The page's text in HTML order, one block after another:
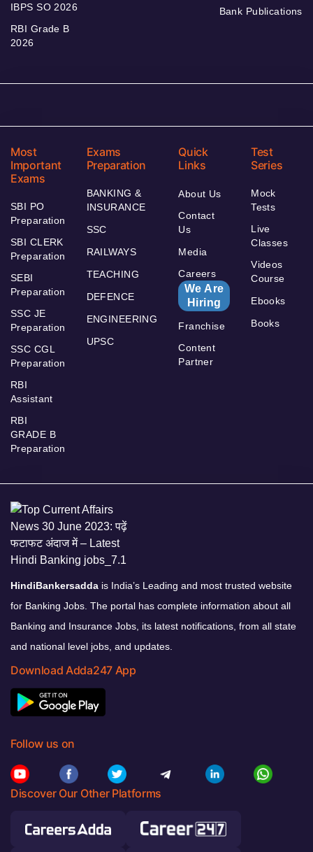
IBPS SO 2026
RBI Grade B
2026
Bank Publications
Most
Important
Exams
SBI PO
Preparation
SBI CLERK
Preparation
SEBI
Preparation
SSC JE
Preparation
SSC CGL
Preparation
RBI
Assistant
RBI
GRADE B
Preparation
Exams
Preparation
BANKING &
INSURANCE
SSC
RAILWAYS
TEACHING
DEFENCE
ENGINEERING
UPSC
Quick
Links
About Us
Contact
Us
Media
Careers
We Are
Hiring
Franchise
Content
Partner
Test
Series
Mock
Tests
Live
Classes
Videos
Course
Ebooks
Books
HindiBankersadda is India’s Leading and most trusted website
for Banking Jobs. The portal has complete information about all
Banking and Insurance Jobs, its latest notifications, from all state
and national level jobs, and updates.
Download Adda247 App
Follow us on
Discover Our Other Platforms